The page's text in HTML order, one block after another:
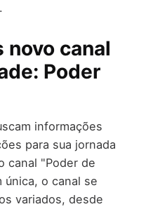
novo canal
Poder
informações
para sua jornada
canal "Poder de
única, o canal se
variados, desde